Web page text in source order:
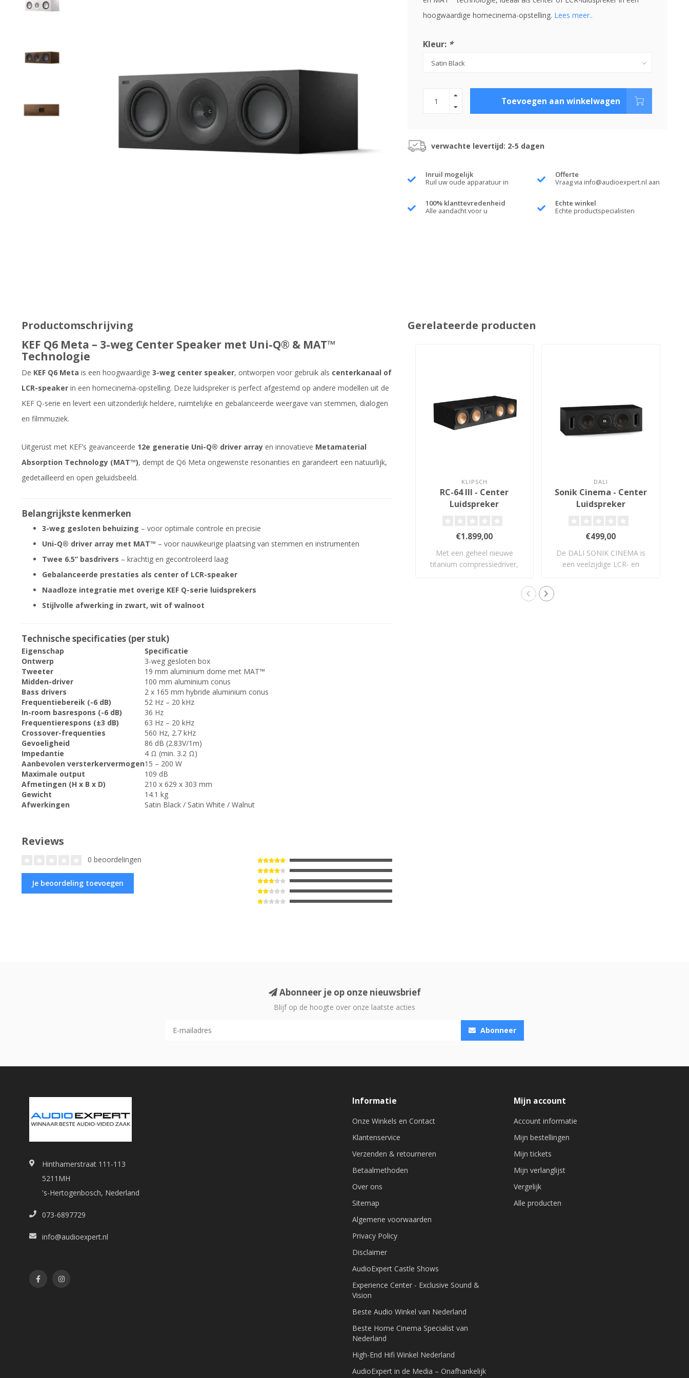
hoogwaardige homecinema-opstelling. Lees meer..
Kleur: *
Toevoegen aan winkelwagen
verwachte levertijd: 2-5 dagen
Inruil mogelijk
Ruil uw oude apparatuur in
Offerte
Vraag via info@audioexpert.nl aan
100% klanttevredenheid
Alle aandacht voor u
Echte winkel
Echte productspecialisten
Productomschrijving
KEF Q6 Meta – 3-weg Center Speaker met Uni-Q® & MAT™
Technologie
De KEF Q6 Meta is een hoogwaardige 3-weg center speaker, ontworpen voor gebruik als centerkanaal of
LCR-speaker in een homecinema-opstelling. Deze luidspreker is perfect afgestemd op andere modellen uit de
KEF Q-serie en levert een uitzonderlijk heldere, ruimtelijke en gebalanceerde weergave van stemmen, dialogen
en filmmuziek.
Uitgerust met KEF’s geavanceerde 12e generatie Uni-Q® driver array en innovatieve Metamaterial
Absorption Technology (MAT™), dempt de Q6 Meta ongewenste resonanties en garandeert een natuurlijk,
gedetailleerd en open geluidsbeeld.
Belangrijkste kenmerken
3-weg gesloten behuizing – voor optimale controle en precisie
Uni-Q® driver array met MAT™ – voor nauwkeurige plaatsing van stemmen en instrumenten
Twee 6.5” basdrivers – krachtig en gecontroleerd laag
Gebalanceerde prestaties als center of LCR-speaker
Naadloze integratie met overige KEF Q-serie luidsprekers
Stijlvolle afwerking in zwart, wit of walnoot
Technische specificaties (per stuk)
Eigenschap
Specificatie
Ontwerp
3-weg gesloten box
Tweeter
19 mm aluminium dome met MAT™
Midden-driver
100 mm aluminium conus
Bass drivers
2 x 165 mm hybride aluminium conus
Frequentiebereik (-6 dB)
52 Hz – 20 kHz
In-room basrespons (-6 dB)
36 Hz
Frequentierespons (±3 dB)
63 Hz – 20 kHz
Crossover-frequenties
560 Hz, 2.7 kHz
Gevoeligheid
86 dB (2.83V/1m)
Impedantie
4 Ω (min. 3.2 Ω)
Aanbevolen versterkervermogen15 – 200 W
Maximale output
109 dB
Afmetingen (H x B x D)
210 x 629 x 303 mm
Gewicht
14.1 kg
Afwerkingen
Satin Black / Satin White / Walnut
Reviews
0 beoordelingen
Je beoordeling toevoegen
Gerelateerde producten
KLIPSCH
RC-64 III - Center
Luidspreker
€1.899,00
Met een geheel nieuwe
titanium compressiedriver,
DALI
Sonik Cinema - Center
Luidspreker
€499,00
De DALI SONIK CINEMA is
een veelzijdige LCR- en
Abonneer je op onze nieuwsbrief
Blijf op de hoogte over onze laatste acties
Abonneer
Hinthamerstraat 111-113
5211MH
's-Hertogenbosch, Nederland
073-6897729
info@audioexpert.nl
Informatie
Onze Winkels en Contact
Klantenservice
Verzenden & retourneren
Betaalmethoden
Over ons
Sitemap
Algemene voorwaarden
Privacy Policy
Disclaimer
AudioExpert Castle Shows
Experience Center - Exclusive Sound &
Vision
Beste Audio Winkel van Nederland
Beste Home Cinema Specialist van
Nederland
High-End Hifi Winkel Nederland
AudioExpert in de Media – Onafhankelijk
Mijn account
Account informatie
Mijn bestellingen
Mijn tickets
Mijn verlanglijst
Vergelijk
Alle producten